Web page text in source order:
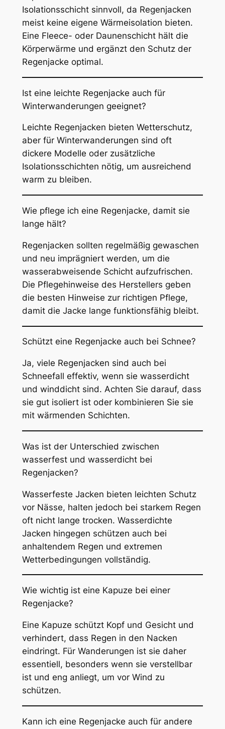
Isolationsschicht sinnvoll, da Regenjacken
meist keine eigene Wärmeisolation bieten.
Eine Fleece- oder Daunenschicht hält die
Körperwärme und ergänzt den Schutz der
Regenjacke optimal.
Ist eine leichte Regenjacke auch für
Winterwanderungen geeignet?
Leichte Regenjacken bieten Wetterschutz,
aber für Winterwanderungen sind oft
dickere Modelle oder zusätzliche
Isolationsschichten nötig, um ausreichend
warm zu bleiben.
Wie pflege ich eine Regenjacke, damit sie
lange hält?
Regenjacken sollten regelmäßig gewaschen
und neu imprägniert werden, um die
wasserabweisende Schicht aufzufrischen.
Die Pflegehinweise des Herstellers geben
die besten Hinweise zur richtigen Pflege,
damit die Jacke lange funktionsfähig bleibt.
Schützt eine Regenjacke auch bei Schnee?
Ja, viele Regenjacken sind auch bei
Schneefall effektiv, wenn sie wasserdicht
und winddicht sind. Achten Sie darauf, dass
sie gut isoliert ist oder kombinieren Sie sie
mit wärmenden Schichten.
Was ist der Unterschied zwischen
wasserfest und wasserdicht bei
Regenjacken?
Wasserfeste Jacken bieten leichten Schutz
vor Nässe, halten jedoch bei starkem Regen
oft nicht lange trocken. Wasserdichte
Jacken hingegen schützen auch bei
anhaltendem Regen und extremen
Wetterbedingungen vollständig.
Wie wichtig ist eine Kapuze bei einer
Regenjacke?
Eine Kapuze schützt Kopf und Gesicht und
verhindert, dass Regen in den Nacken
eindringt. Für Wanderungen ist sie daher
essentiell, besonders wenn sie verstellbar
ist und eng anliegt, um vor Wind zu
schützen.
Kann ich eine Regenjacke auch für andere